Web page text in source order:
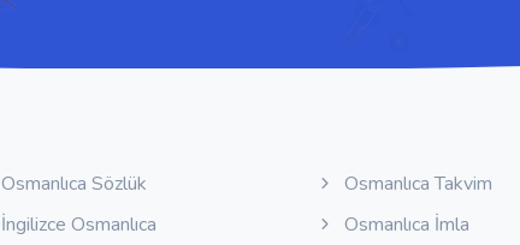
Osmanlıca Sözlük
İngilizce Osmanlıca
Osmanlıca Takvim
Osmanlıca İmla